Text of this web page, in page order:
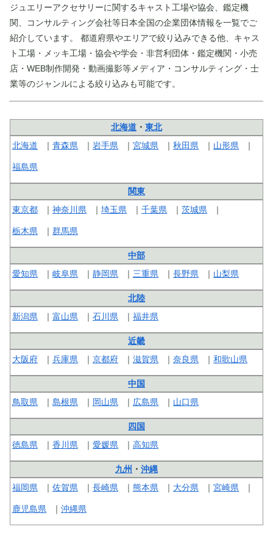
ジュエリーアクセサリーに関するキャスト工場や協会、鑑定機
関、コンサルティング会社等日本全国の企業団体情報を一覧でご
紹介しています。 都道府県やエリアで絞り込みできる他、キャス
ト工場・メッキ工場・協会や学会・非営利団体・鑑定機関・小売
店・WEB制作開発・動画撮影等メディア・コンサルティング・士
業等のジャンルによる絞り込みも可能です。
北海道 ・ 東北
北海道
青森県 岩手県 宮城県 秋田県 山形県
福島県
関東
東京都
神奈川県 埼玉県 千葉県 茨城県
栃木県 群馬県
中部
愛知県
岐阜県 静岡県 三重県 長野県 山梨県
北陸
新潟県
富山県 石川県 福井県
近畿
大阪府
兵庫県 京都府 滋賀県 奈良県 和歌山県
中国
鳥取県
島根県 岡山県 広島県 山口県
四国
徳島県
香川県 愛媛県 高知県
九州 ・ 沖縄
福岡県
佐賀県 長崎県 熊本県 大分県 宮崎県
鹿児島県 沖縄県